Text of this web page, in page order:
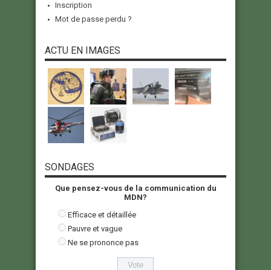
Inscription
Mot de passe perdu ?
ACTU EN IMAGES
SONDAGES
Que pensez-vous de la communication du
MDN?
Efficace et détaillée
Pauvre et vague
Ne se prononce pas